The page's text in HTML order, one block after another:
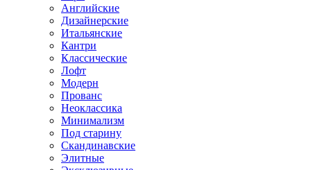
Английские
Дизайнерские
Итальянские
Кантри
Классические
Лофт
Модерн
Прованс
Неоклассика
Минимализм
Под старину
Скандинавские
Элитные